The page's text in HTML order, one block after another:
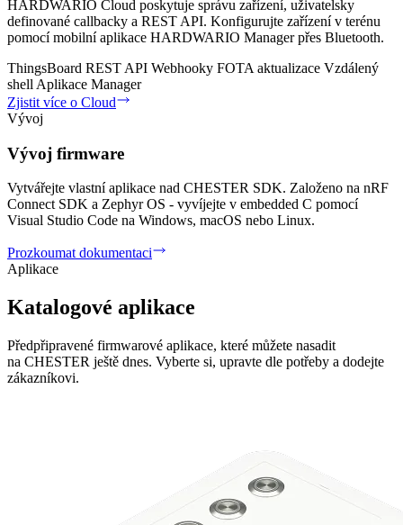
HARDWARIO Cloud poskytuje správu zařízení, uživatelsky
definované callbacky a REST API. Konfigurujte zařízení v terénu
pomocí mobilní aplikace HARDWARIO Manager přes Bluetooth.
ThingsBoard REST API Webhooky FOTA aktualizace Vzdálený
shell Aplikace Manager
Zjistit více o Cloud
Vývoj
Vývoj firmware
Vytvářejte vlastní aplikace nad CHESTER SDK. Založeno na nRF
Connect SDK a Zephyr OS - vyvíjejte v embedded C pomocí
Visual Studio Code na Windows, macOS nebo Linux.
Prozkoumat dokumentaci
Aplikace
Katalogové aplikace
Předpřipravené firmwarové aplikace, které můžete nasadit
na CHESTER ještě dnes. Vyberte si, upravte dle potřeby a dodejte
zákazníkovi.